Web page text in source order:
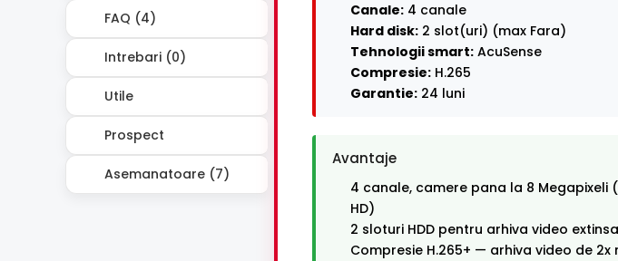
FAQ (4)
Intrebari (0)
Utile
Prospect
Asemanatoare (7)
Canale: 4 canale
Hard disk: 2 slot(uri) (max Fara)
Tehnologii smart: AcuSense
Compresie: H.265
Garantie: 24 luni
Avantaje
4 canale, camere pana la 8 Megapixeli
HD)
2 sloturi HDD pentru arhiva video extinsa
Compresie H.265+ — arhiva video de 2x